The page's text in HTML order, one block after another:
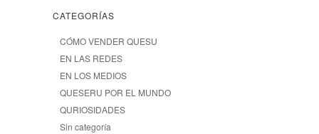
CATEGORÍAS
CÓMO VENDER QUESU
EN LAS REDES
EN LOS MEDIOS
QUESERU POR EL MUNDO
QURIOSIDADES
Sin categoría